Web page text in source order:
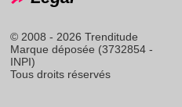
© 2008 - 2026 Trenditude
Marque déposée (3732854 -
INPI)
Tous droits réservés